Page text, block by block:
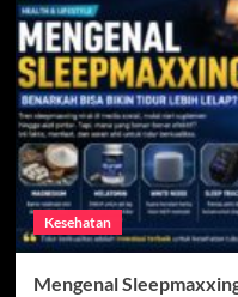
Susah
Tidur?
Ini
Kata
Studi
Kesehatan
Mengenal